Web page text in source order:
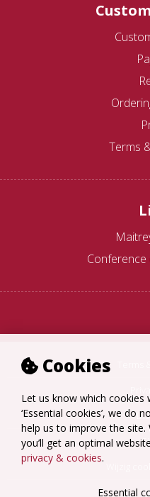
Cookies
Let us know which cookies
‘Essential cookies’, we do
help us to improve the site.
you’ll get an optimal
privacy & cookies.
Essential
Terms